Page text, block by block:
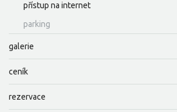
přístup na internet
parking
galerie
ceník
rezervace